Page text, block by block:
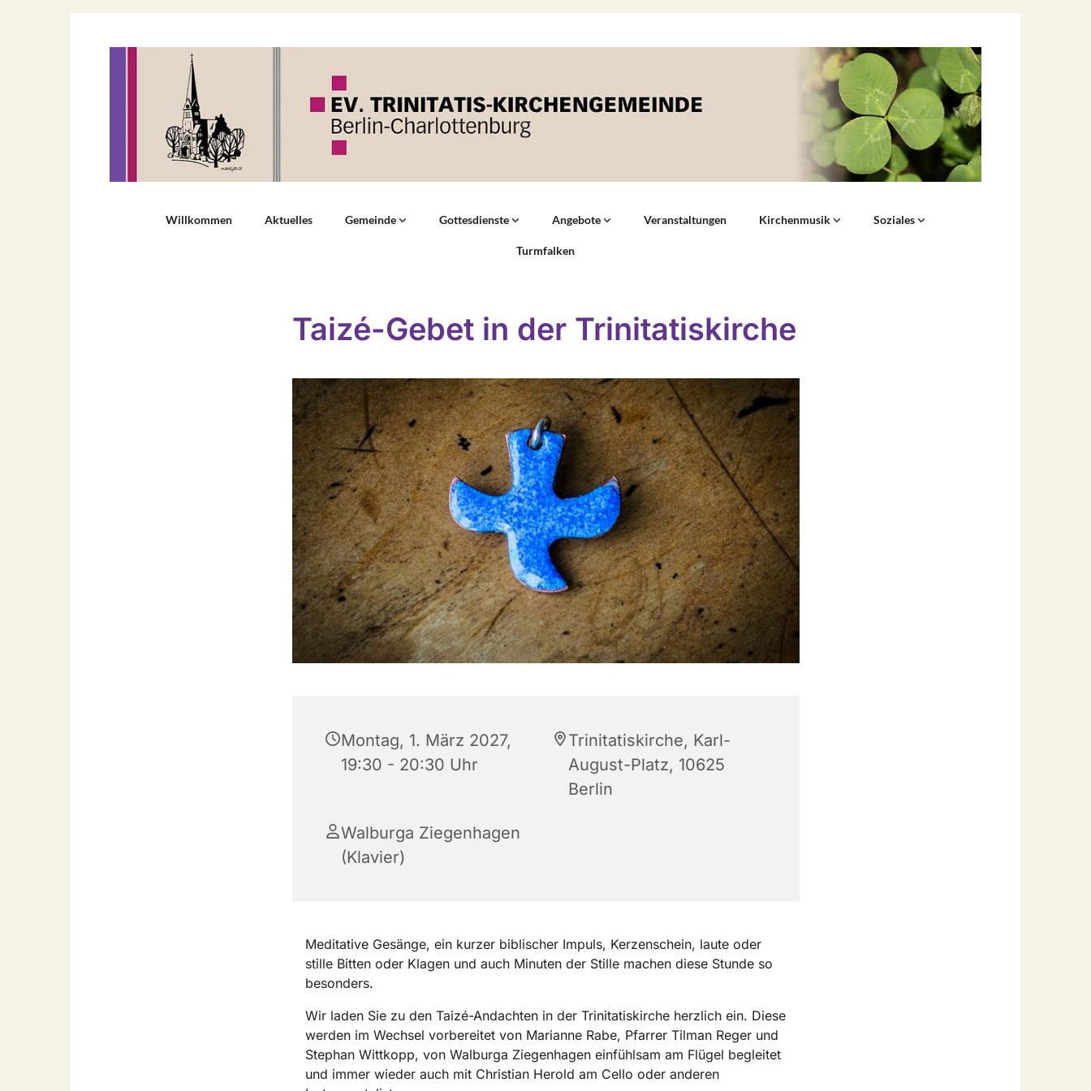
Willkommen Aktuelles Gemeinde Gottesdienste Angebote Veranstaltungen Kirchenmusik Soziales
Turmfalken
Taizé-Gebet in der Trinitatiskirche
Montag, 1. März 2027,
19:30 - 20:30 Uhr
Trinitatiskirche, Karl-
August-Platz, 10625
Berlin
Walburga Ziegenhagen
(Klavier)
Meditative Gesänge, ein kurzer biblischer Impuls, Kerzenschein, laute oder
stille Bitten oder Klagen und auch Minuten der Stille machen diese Stunde so
besonders.
Wir laden Sie zu den Taizé-Andachten in der Trinitatiskirche herzlich ein. Diese
werden im Wechsel vorbereitet von Marianne Rabe, Pfarrer Tilman Reger und
Stephan Wittkopp, von Walburga Ziegenhagen einfühlsam am Flügel begleitet
und immer wieder auch mit Christian Herold am Cello oder anderen